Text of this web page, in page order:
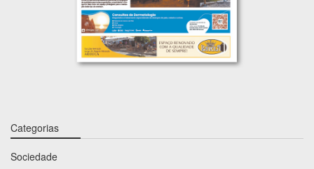
Categorias
Sociedade